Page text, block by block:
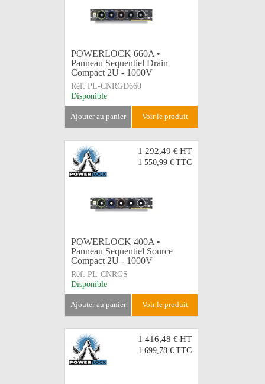
POWERLOCK 660A •
Panneau Sequentiel Drain
Compact 2U - 1000V
Réf: PL-CNRGD660
Disponible
ajouter au panier voir le produit
1 292,49 €HT
1 550,99 € TTC
POWERLOCK 400A •
Panneau Sequentiel Source
Compact 2U - 1000V
Réf: PL-CNRGS
Disponible
ajouter au panier voir le produit
1 416,48 €HT
1 699,78 € TTC